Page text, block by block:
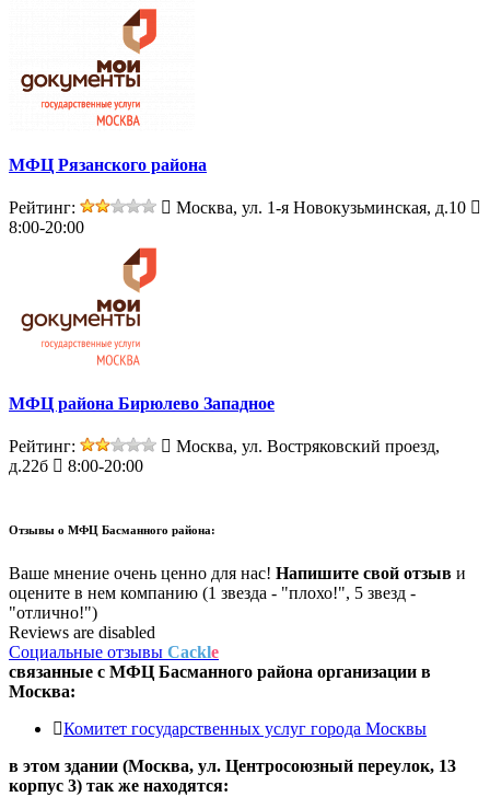
МФЦ Рязанского района
Рейтинг:
Москва, ул. 1-я Новокузьминская, д.10
8:00-20:00
МФЦ района Бирюлево Западное
Рейтинг:
Москва, ул. Востряковский проезд,
д.22б
8:00-20:00
Отзывы о МФЦ Басманного района:
Ваше мнение очень ценно для нас! Напишите свой отзыв и
оцените в нем компанию (1 звезда - "плохо!", 5 звезд -
"отлично!")
Reviews are disabled
Социальные отзывы Cackle
связанные с МФЦ Басманного района организации в
Москва:
Комитет государственных услуг города Москвы
в этом здании (Москва, ул. Центросоюзный переулок, 13
корпус 3) так же находятся: